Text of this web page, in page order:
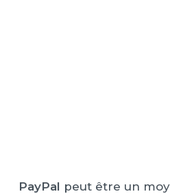
PayPal peut être un